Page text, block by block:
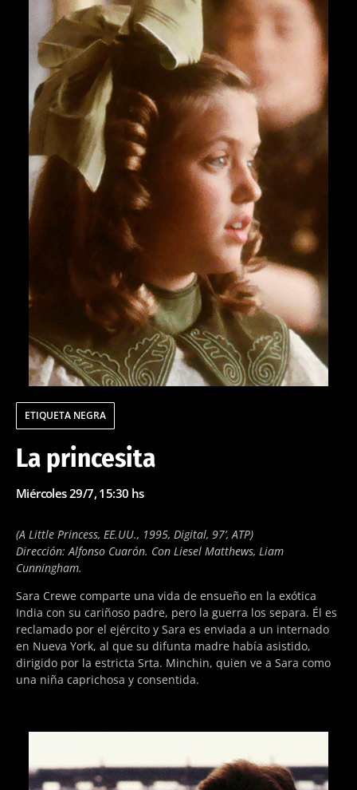
ETIQUETA NEGRA
La princesita
Miércoles 29/7, 15:30 hs
(A Little Princess, EE.UU., 1995, Digital, 97’, ATP)
Dirección: Alfonso Cuarón. Con Liesel Matthews, Liam
Cunningham.
Sara Crewe comparte una vida de ensueño en la exótica
India con su cariñoso padre, pero la guerra los separa. Él es
reclamado por el ejército y Sara es enviada a un internado
en Nueva York, al que su difunta madre había asistido,
dirigido por la estricta Srta. Minchin, quien ve a Sara como
una niña caprichosa y consentida.